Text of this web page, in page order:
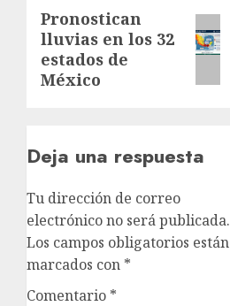
Siguiente
entrada:
Pronostican
lluvias en los 32
estados de
México
Deja una respuesta
Tu dirección de correo
electrónico no será publicada.
Los campos obligatorios están
marcados con *
Comentario *